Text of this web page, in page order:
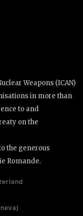
Weapons (ICAN)
in more than
to and
on the
the generous
Romande.